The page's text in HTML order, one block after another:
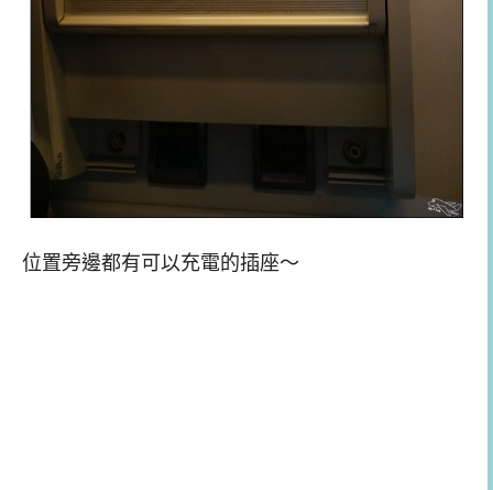
位置旁邊都有可以充電的插座～